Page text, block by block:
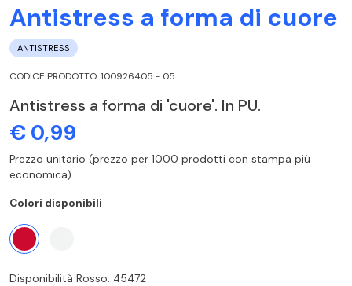
Antistress a forma di cuore
ANTISTRESS
CODICE PRODOTTO: 100926405 - 05
Antistress a forma di 'cuore'. In PU.
€ 0,99
Prezzo unitario (prezzo per 1000 prodotti con stampa più
economica)
Colori disponibili
Disponibilità Rosso: 45472